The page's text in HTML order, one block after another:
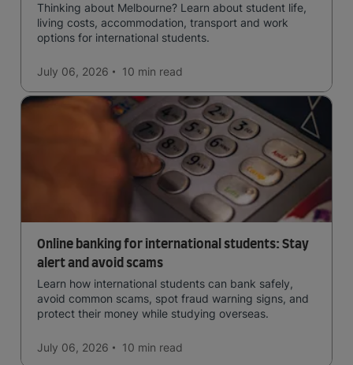
Thinking about Melbourne? Learn about student life,
living costs, accommodation, transport and work
options for international students.
July 06, 2026 10 min read
Online banking for international students: Stay
alert and avoid scams
Learn how international students can bank safely,
avoid common scams, spot fraud warning signs, and
protect their money while studying overseas.
July 06, 2026 10 min read